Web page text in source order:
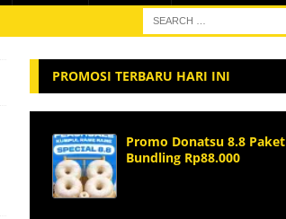
PROMOSI TERBARU HARI INI
Promo Donatsu 8.8 Paket
Bundling Rp88.000